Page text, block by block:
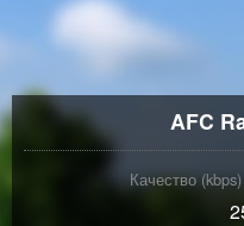
AFC
Качество